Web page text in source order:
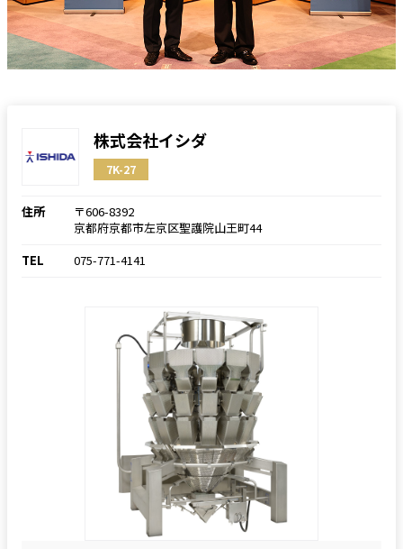
株式会社イシダ
7K-27
住所
〒606-8392
京都府京都市左京区聖護院山王町44
TEL
075-771-4141